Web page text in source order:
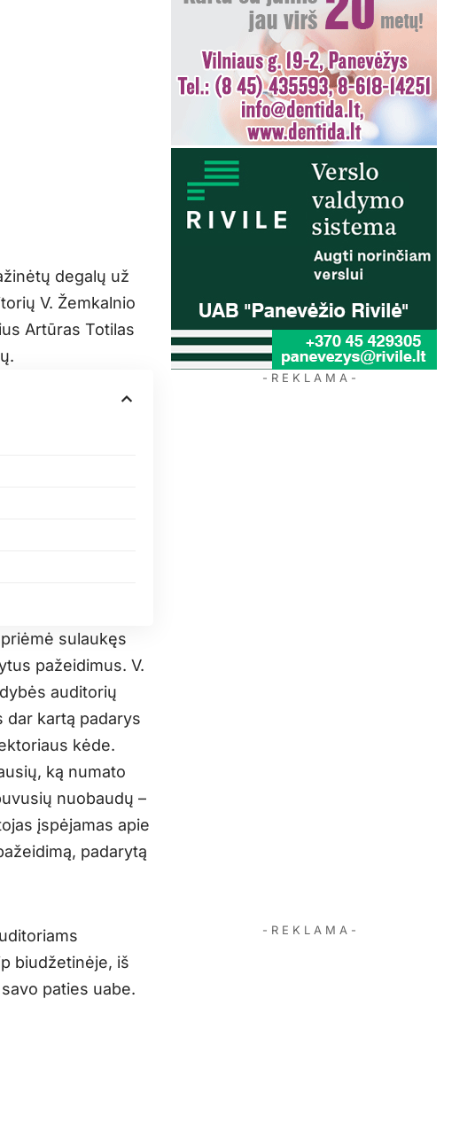
degalų už
V. Žemkalnio
Artūras Totilas
sulaukęs
pažeidimus. V.
auditorių
dar kartą padarys
kėde.
ką numato
nuobaudų –
įspėjamas apie
padarytą
biudžetinėje, iš
paties uabe.
- R E K L A M A -
- R E K L A M A -